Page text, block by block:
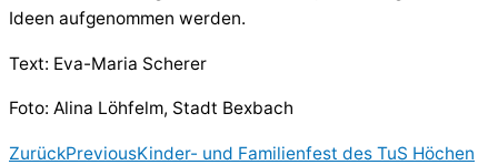
Ideen aufgenommen werden.
Text: Eva-Maria Scherer
Foto: Alina Löhfelm, Stadt Bexbach
ZurückPreviousKinder- und Familienfest des TuS Höchen